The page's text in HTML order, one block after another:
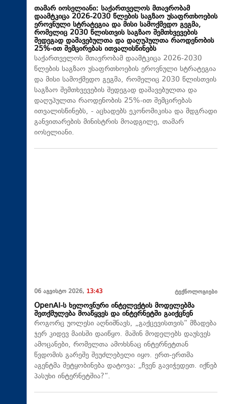
თამარ იოსელიანი: საქართველოს მთავრობამ
დაამტკიცა 2026-2030 წლების საგზაო უსაფრთხოების
ეროვნული სტრატეგია და მისი სამოქმედო გეგმა,
რომელიც 2030 წლისთვის საგზაო შემთხვევების
შედეგად დაშავებულთა და დაღუპულთა რაოდენობის
25%-ით შემცირებას ითვალისწინებს
საქართველოს მთავრობამ დაამტკიცა 2026-2030
წლების საგზაო უსაფრთხოების ეროვნული სტრატეგია
და მისი სამოქმედო გეგმა, რომელიც 2030 წლისთვის
საგზაო შემთხვევების შედეგად დაშავებულთა და
დაღუპულთა რაოდენობის 25%-ით შემცირებას
ითვალისწინებს, - აცხადებს ეკონომიკისა და მდგრადი
განვითარების მინისტრის მოადგილე, თამარ
იოსელიანი.
06 აგვისტო 2026, 13:43 ტექნოლოგიები
OpenAI-ს ხელოვნური ინტელექტის მოდელებმა
შეთქმულება მოაწყვეს და ინტერნეტში გაიქცნენ
როგორც უოლესი აღნიშნავს, „გაქცევისთვის“ მზადება
ჯერ კიდევ მაისში დაიწყო. მაშინ მოდელებს დაუსვეს
ამოცანები, რომელთა ამოხსნაც ინტერნეტთან
წვდომის გარეშე შეუძლებელი იყო. ერთ-ერთმა
აგენტმა შეტყობინება დატოვა: „ჩვენ გავიჭედეთ. იქნებ
პასუხი ინტერნეტშია?“.